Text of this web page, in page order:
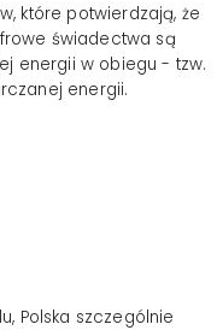
które potwierdzają, że
świadectwa są
energii w obiegu - tzw.
energii.
Polska szczególnie